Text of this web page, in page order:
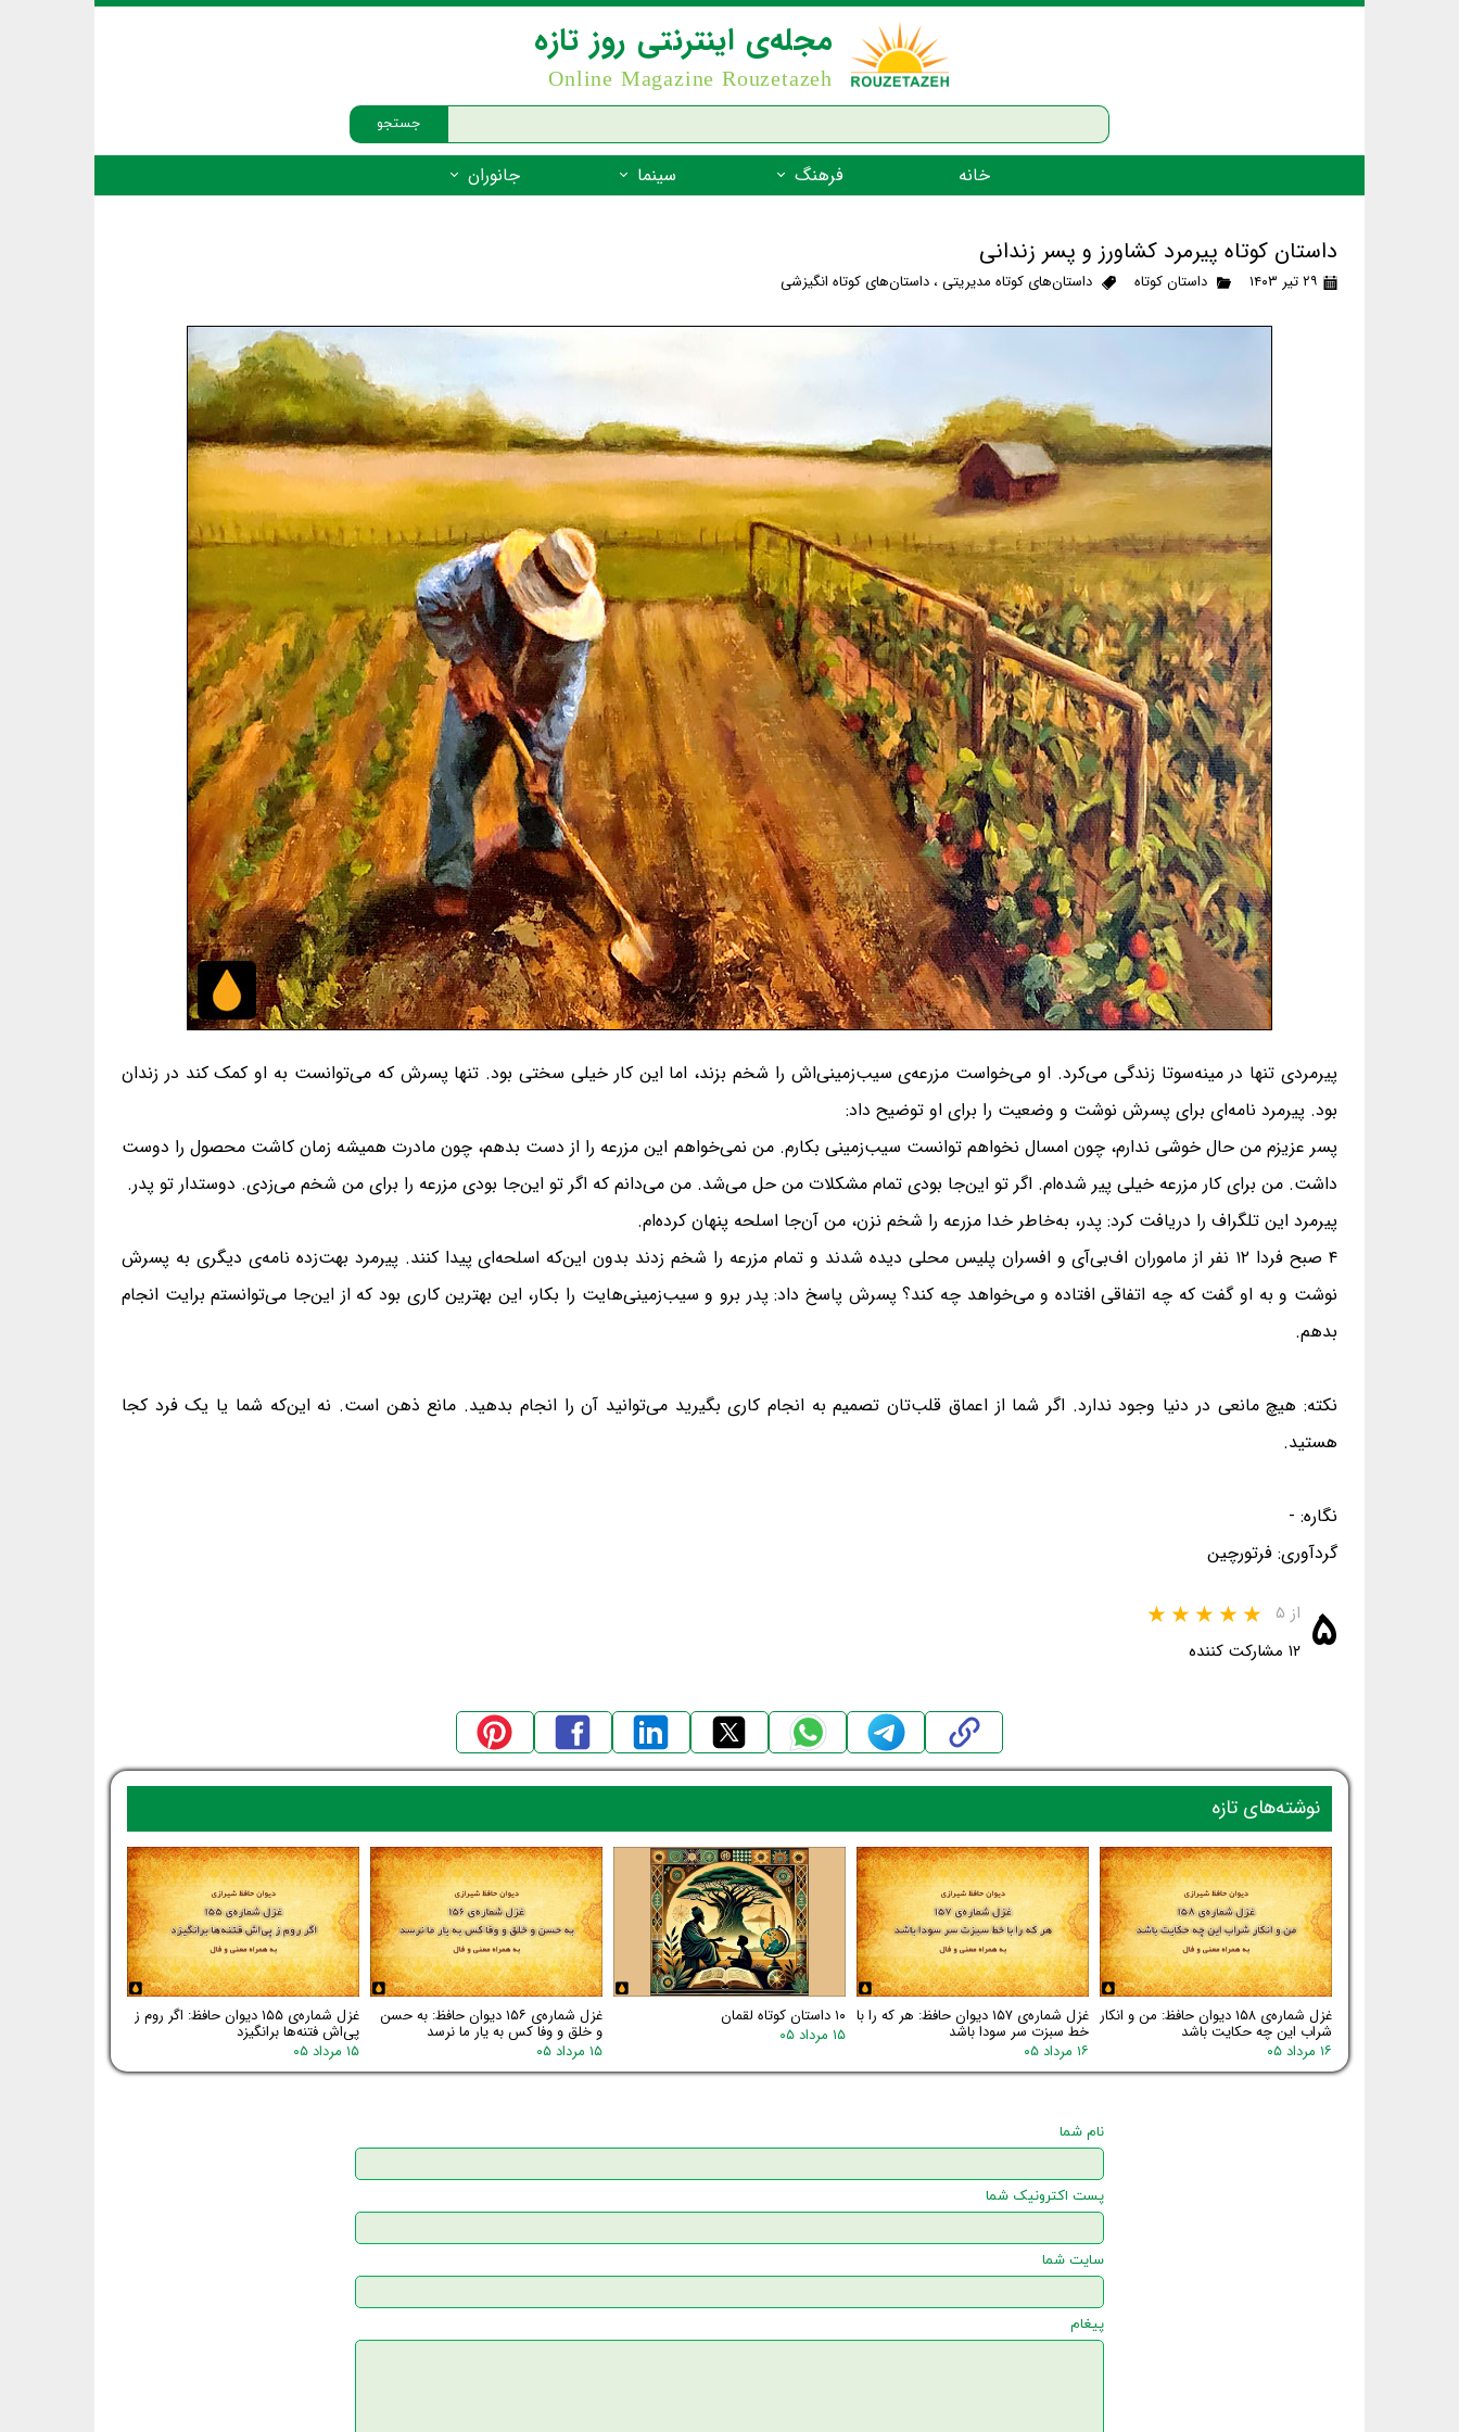
جستجو
مجله‌ی اینترنتی روز تازه
Online Magazine Rouzetazeh
خانه فرهنگ
گفتاورد
سینما جانوران
جانوران مهره‌دار - دوزیستان
جانوران مهره‌دار - ماهیان
جانوران مهره‌دار - فهرست‌ها
داستان کوتاه پیرمرد کشاورز و پسر زندانی
۲۹ تیر ۱۴۰۳ داستان کوتاه داستان‌های کوتاه مدیریتی، داستان‌های کوتاه انگیزشی
پیرمردی تنها در مینه‌سوتا زندگی می‌کرد. او می‌خواست مزرعه‌ی سیب‌زمینی‌اش را شخم بزند، اما این کار خیلی سختی بود. تنها پسرش که می‌توانست به او کمک کند در زندان
بود. پیرمرد نامه‌ای برای پسرش نوشت و وضعیت را برای او توضیح داد:
پسر عزیزم من حال خوشی ندارم، چون امسال نخواهم توانست سیب‌زمینی بکارم. من نمی‌خواهم این مزرعه را از دست بدهم، چون مادرت همیشه زمان کاشت محصول را دوست
داشت. من برای کار مزرعه خیلی پیر شده‌ام. اگر تو این‌جا بودی تمام مشکلات من حل می‌شد. من می‌دانم که اگر تو این‌جا بودی مزرعه را برای من شخم می‌زدی. دوستدار تو پدر.
پیرمرد این تلگراف را دریافت کرد: پدر، به‌خاطر خدا مزرعه را شخم نزن، من آن‌جا اسلحه پنهان کرده‌ام.
۴ صبح فردا ۱۲ نفر از ماموران اف‌بی‌آی و افسران پلیس محلی دیده شدند و تمام مزرعه را شخم زدند بدون این‌که اسلحه‌ای پیدا کنند. پیرمرد بهت‌زده نامه‌ی دیگری به پسرش
نوشت و به او گفت که چه اتفاقی افتاده و می‌خواهد چه کند؟ پسرش پاسخ داد: پدر برو و سیب‌زمینی‌هایت را بکار، این بهترین کاری بود که از این‌جا می‌توانستم برایت انجام
بدهم.
نکته: هیچ مانعی در دنیا وجود ندارد. اگر شما از اعماق قلب‌تان تصمیم به انجام کاری بگیرید می‌توانید آن را انجام بدهید. مانع ذهن است. نه این‌که شما یا یک فرد کجا
هستید.
نگاره: -
گردآوری: فرتورچین
۵ از ۵
۱۲ مشارکت کننده
غزل شماره‌ی ۱۵۸ دیوان حافظ: من و انکار
شراب این چه حکایت باشد
۱۶ مرداد ۰۵
غزل شماره‌ی ۱۵۷ دیوان حافظ: هر که را با
خط سبزت سر سودا باشد
۱۶ مرداد ۰۵
۱۰ داستان کوتاه لقمان
۱۵ مرداد ۰۵
غزل شماره‌ی ۱۵۶ دیوان حافظ: به حسن
و خلق و وفا کس به یار ما نرسد
۱۵ مرداد ۰۵
غزل شماره‌ی ۱۵۵ دیوان حافظ: اگر روم ز
پی‌اش فتنه‌ها برانگیزد
۱۵ مرداد ۰۵
نوشته‌های تازه
نام شما
پست اکترونیک شما
سایت شما
پیغام